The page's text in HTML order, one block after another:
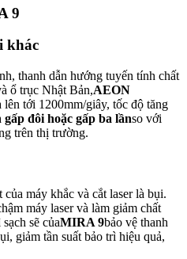
9
khác
thanh dẫn hướng tuyến tính chất
ổ trục Nhật Bản,AEON
lên tới 1200mm/giây, tốc độ tăng
đôi hoặc gấp ba lầnso với
trên thị trường.
máy khắc và cắt laser là bụi.
máy laser và làm giảm chất
sẽ củaMIRA 9bảo vệ thanh
giảm tần suất bảo trì hiệu quả,